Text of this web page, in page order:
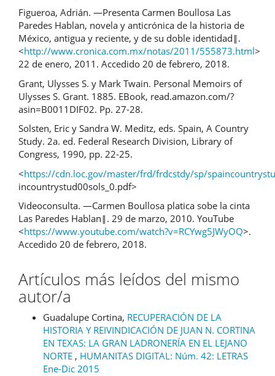
Figueroa, Adrián. ―Presenta Carmen Boullosa Las
Paredes Hablan, novela y anticrónica de la historia de
México, antigua y reciente, y de su doble identidad‖.
<http://www.cronica.com.mx/notas/2011/555873.html>
22 de enero, 2011. Accedido 20 de febrero, 2018.
Grant, Ulysses S. y Mark Twain. Personal Memoirs of
Ulysses S. Grant. 1885. EBook, read.amazon.com/?
asin=B0011DIF02. Pp. 27-28.
Solsten, Eric y Sandra W. Meditz, eds. Spain, A Country
Study. 2a. ed. Federal Research Division, Library of
Congress, 1990, pp. 22-25.
<https://cdn.loc.gov/master/frd/frdcstdy/sp/
incountrystud00sols_0.pdf>
Videoconsulta. ―Carmen Boullosa platica sobe la cinta
Las Paredes Hablan‖. 29 de marzo, 2010. YouTube
<https://www.youtube.com/watch?v=RCYwg5JWyOQ>.
Accedido 20 de febrero, 2018.
Artículos más leídos del mismo
autor/a
Guadalupe Cortina, RECUPERACIÓN DE LA
HISTORIA Y REIVINDICACIÓN DE JUAN N. CORTINA
EN TEXAS: LA GRAN LADRONERÍA EN EL LEJANO
NORTE , HUMANITAS DIGITAL: Núm. 42: LETRAS
Ene-Dic 2015